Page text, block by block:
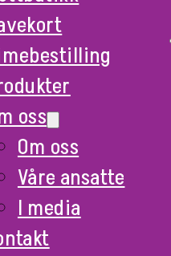
oss
Om oss
Våre ansatte
I media